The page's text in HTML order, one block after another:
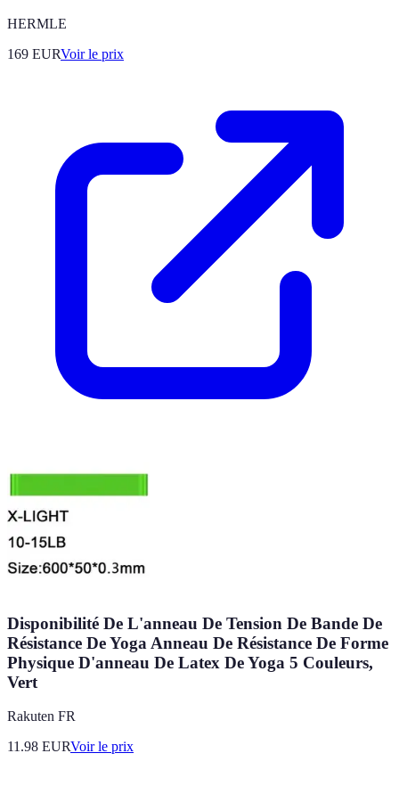
HERMLE
169 EURVoir le prix
Disponibilité De L'anneau De Tension De Bande De
Résistance De Yoga Anneau De Résistance De Forme
Physique D'anneau De Latex De Yoga 5 Couleurs,
Vert
Rakuten FR
11.98 EURVoir le prix